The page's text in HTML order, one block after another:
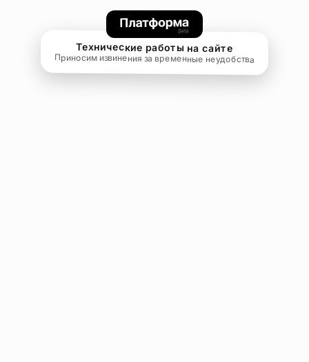
Технические работы на сайте
Приносим извинения за временные неудобства